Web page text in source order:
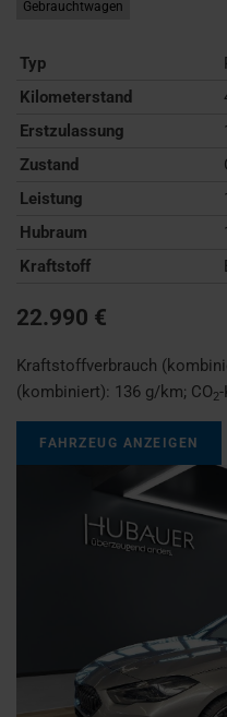
Gebrauchtwagen
Typ
Kilometerstand
Erstzulassung
Zustand
Leistung
Hubraum
Kraftstoff
22.990 €
Kraftstoffverbrauch
(kombiniert): 136 g/km; CO2
FAHRZEUG ANZEIGEN